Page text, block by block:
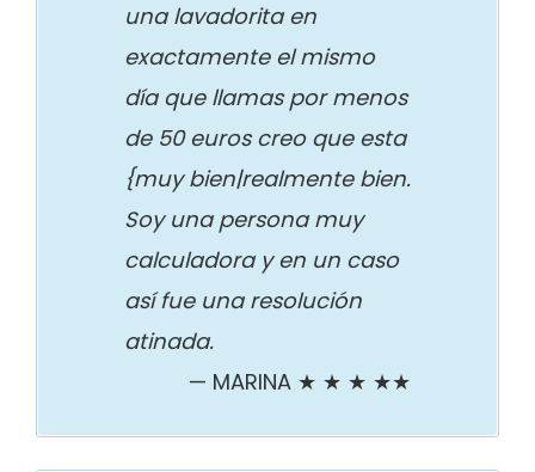
una lavadorita en
exactamente el mismo
día que llamas por menos
de 50 euros creo que esta
{muy bien|realmente bien.
Soy una persona muy
calculadora y en un caso
así fue una resolución
atinada.
MARINA ★ ★ ★ ★★